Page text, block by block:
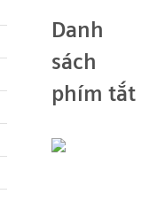
Danh
sách
phím tắt